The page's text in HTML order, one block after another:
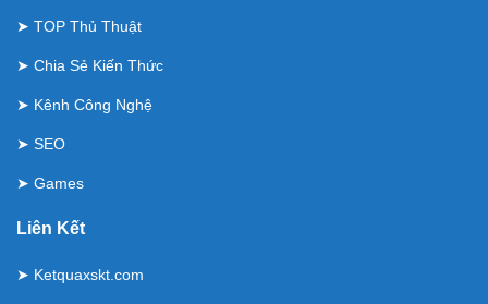
➤ TOP Thủ Thuật
➤ Chia Sẻ Kiến Thức
➤ Kênh Công Nghệ
➤ SEO
➤ Games
Liên Kết
➤ Ketquaxskt.com